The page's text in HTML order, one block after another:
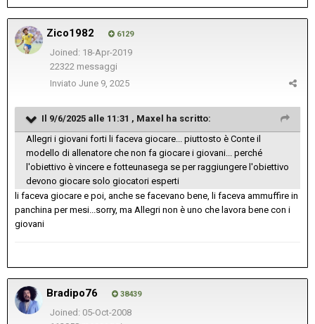
Zico1982 6129
Joined: 18-Apr-2019
22322 messaggi
Inviato June 9, 2025
Il 9/6/2025 alle 11:31 , Maxel ha scritto:
Allegri i giovani forti li faceva giocare... piuttosto è Conte il
modello di allenatore che non fa giocare i giovani... perché
l'obiettivo è vincere e fotteunasega se per raggiungere l'obiettivo
devono giocare solo giocatori esperti
li faceva giocare e poi, anche se facevano bene, li faceva ammuffire in
panchina per mesi...sorry, ma Allegri non è uno che lavora bene con i
giovani
Bradipo76 38439
Joined: 05-Oct-2008